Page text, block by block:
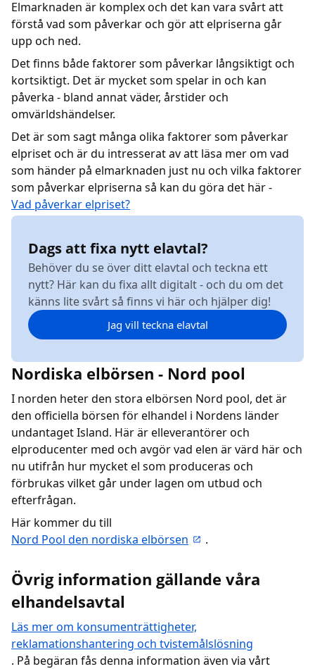
Elmarknaden är komplex och det kan vara svårt att
förstå vad som påverkar och gör att elpriserna går
upp och ned.
Det finns både faktorer som påverkar långsiktigt och
kortsiktigt. Det är mycket som spelar in och kan
påverka - bland annat väder, årstider och
omvärldshändelser.
Det är som sagt många olika faktorer som påverkar
elpriset och är du intresserat av att läsa mer om vad
som händer på elmarknaden just nu och vilka faktorer
som påverkar elpriserna så kan du göra det här -
Vad påverkar elpriset?
Dags att fixa nytt elavtal?
Behöver du se över ditt elavtal och teckna ett
nytt? Här kan du fixa allt digitalt - och du om det
känns lite svårt så finns vi här och hjälper dig!
Jag vill teckna elavtal
Nordiska elbörsen - Nord pool
I norden heter den stora elbörsen Nord pool, det är
den officiella börsen för elhandel i Nordens länder
undantaget Island. Här är elleverantörer och
elproducenter med och avgör vad elen är värd här och
nu utifrån hur mycket el som produceras och
förbrukas vilket går under lagen om utbud och
efterfrågan.
Här kommer du till
Nord Pool den nordiska elbörsen
.
Övrig information gällande våra
elhandelsavtal
Läs mer om konsumenträttigheter,
reklamationshantering och tvistemålslösning
. På begäran fås denna information även via vårt